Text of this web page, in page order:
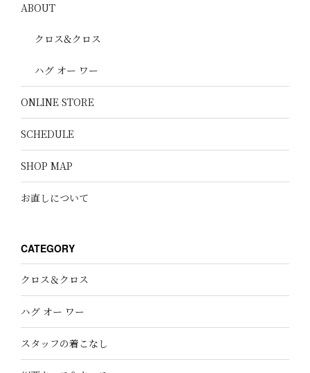
ABOUT
クロス&クロス
ハグ オー ワー
ONLINE STORE
SCHEDULE
SHOP MAP
お直しについて
CATEGORY
クロス＆クロス
ハグ オー ワー
スタッフの着こなし